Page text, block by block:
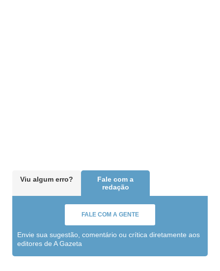
Viu algum erro?
Fale com a
redação
FALE COM A GENTE
Envie sua sugestão, comentário ou crítica diretamente aos
editores de A Gazeta